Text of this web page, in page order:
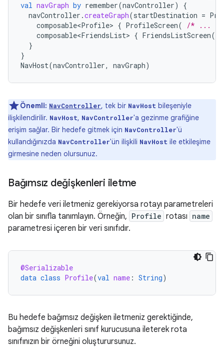
val navGraph by remember(navController)
{
navController .createGraph(startDestination =
composable<Profile> { ProfileScreen(
/* ... */
composable<FriendsList> { FriendsListScreen(
}
}
NavHost(navController, navGraph)
Önemli: NavController, tek bir NavHost bileşeniyle
ilişkilendirilir. NavHost, NavController'a gezinme grafiğine
erişim sağlar. Bir hedefe gitmek için NavController'ü
kullandığınızda NavController'ün ilişkili NavHost ile etkileşime
girmesine neden olursunuz.
Bağımsız değişkenleri iletme
Bir hedefe veri iletmeniz gerekiyorsa rotayı parametreleri
olan bir sınıfla tanımlayın. Örneğin, Profile rotası name
parametresi içeren bir veri sınıfıdır.
@Serializable
data class Profile(val name : String)
Bu hedefe bağımsız değişken iletmeniz gerektiğinde,
bağımsız değişkenleri sınıf kurucusuna ileterek rota
sınıfınızın bir örneğini oluşturursunuz.